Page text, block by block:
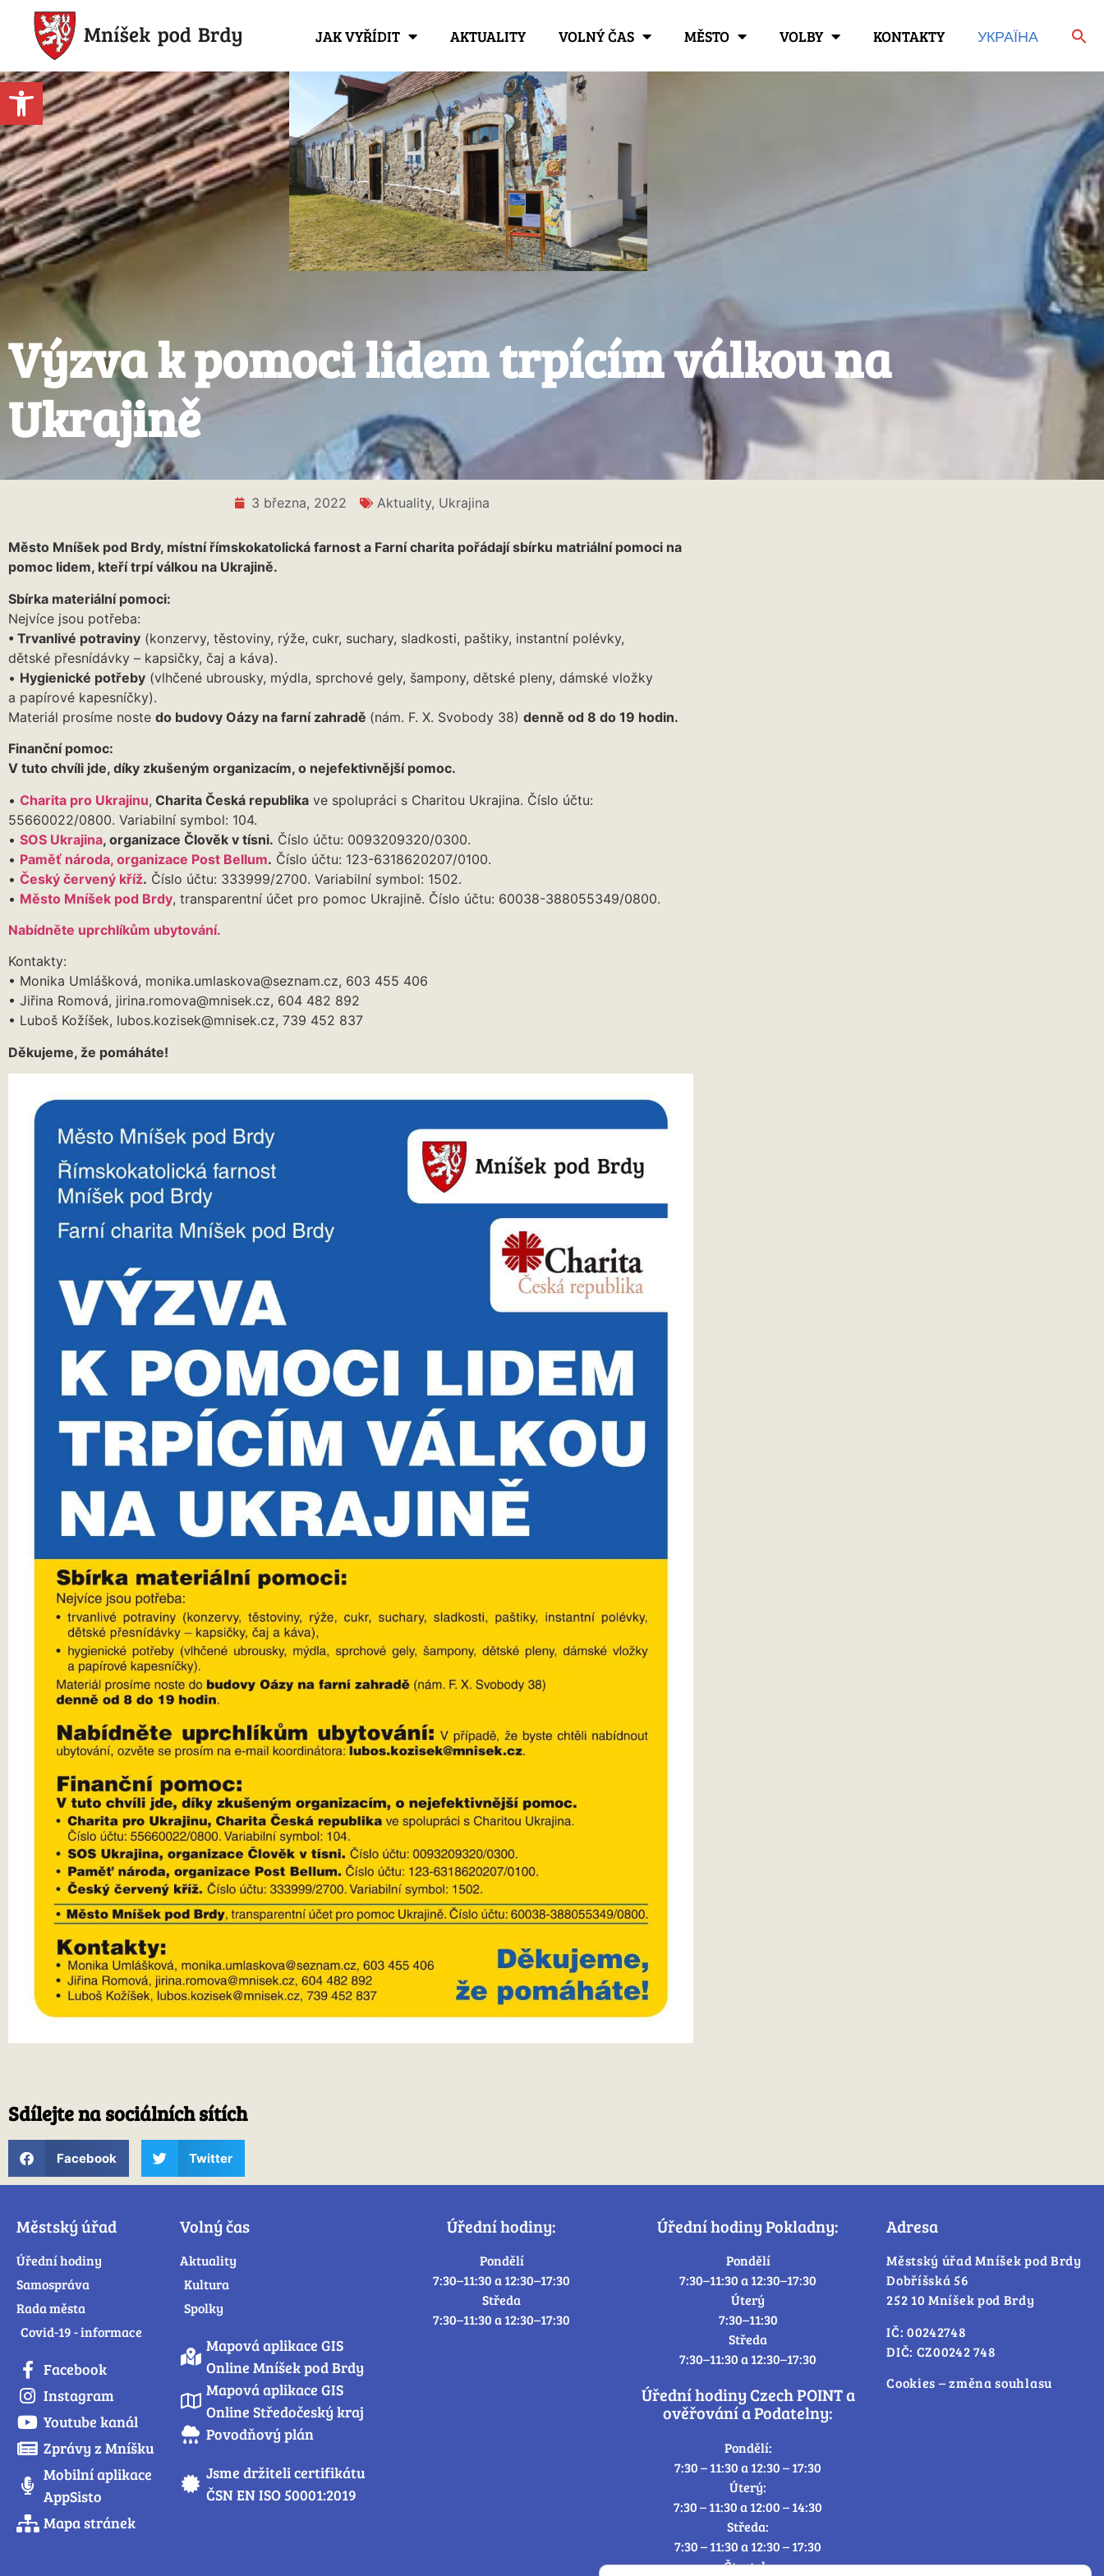
Open toolbar
JAK VYŘÍDIT AKTUALITY VOLNÝ ČAS MĚSTO VOLBY KONTAKTY УКРАЇНА
Výzva k pomoci lidem trpícím válkou na
Ukrajině
3 března, 2022 Aktuality, Ukrajina
Město Mníšek pod Brdy, místní římskokatolická farnost a Farní charita pořádají sbírku matriální pomoci na
pomoc lidem, kteří trpí válkou na Ukrajině.
Sbírka materiální pomoci:
Nejvíce jsou potřeba:
• Trvanlivé potraviny (konzervy, těstoviny, rýže, cukr, suchary, sladkosti, paštiky, instantní polévky,
dětské přesnídávky – kapsičky, čaj a káva).
• Hygienické potřeby (vlhčené ubrousky, mýdla, sprchové gely, šampony, dětské pleny, dámské vložky
a papírové kapesníčky).
Materiál prosíme noste do budovy Oázy na farní zahradě (nám. F. X. Svobody 38) denně od 8 do 19 hodin.
Finanční pomoc:
V tuto chvíli jde, díky zkušeným organizacím, o nejefektivnější pomoc.
• Charita pro Ukrajinu, Charita Česká republika ve spolupráci s Charitou Ukrajina. Číslo účtu:
55660022/0800. Variabilní symbol: 104.
• SOS Ukrajina, organizace Člověk v tísni. Číslo účtu: 0093209320/0300.
• Paměť národa, organizace Post Bellum. Číslo účtu: 123-6318620207/0100.
• Český červený kříž. Číslo účtu: 333999/2700. Variabilní symbol: 1502.
• Město Mníšek pod Brdy, transparentní účet pro pomoc Ukrajině. Číslo účtu: 60038-388055349/0800.
Nabídněte uprchlíkům ubytování.
Kontakty:
• Monika Umlášková, monika.umlaskova@seznam.cz, 603 455 406
• Jiřina Romová, jirina.romova@mnisek.cz, 604 482 892
• Luboš Kožíšek, lubos.kozisek@mnisek.cz, 739 452 837
Děkujeme, že pomáháte!
Sdílejte na sociálních sítích
Facebook Twitter
Městský úřad
Úřední hodiny
Samospráva
Rada města
Covid-19 - informace
Facebook
Instagram
Youtube kanál
Zprávy z Mníšku
Mobilní aplikace
AppSisto
Mapa stránek
Volný čas
Aktuality
Kultura
Spolky
Mapová aplikace GIS
Online Mníšek pod Brdy
Mapová aplikace GIS
Online Středočeský kraj
Povodňový plán
Jsme držiteli certifikátu
ČSN EN ISO 50001:2019
Úřední hodiny:
Pondělí
7:30–11:30 a 12:30–17:30
Středa
7:30–11:30 a 12:30–17:30
Úřední hodiny Pokladny:
Pondělí
7:30–11:30 a 12:30–17:30
Úterý
7:30–11:30
Středa
7:30–11:30 a 12:30–17:30
Úřední hodiny Czech POINT a
ověřování a Podatelny:
Pondělí:
7:30 – 11:30 a 12:30 – 17:30
Úterý:
7:30 – 11:30 a 12:00 – 14:30
Středa:
7:30 – 11:30 a 12:30 – 17:30
Čtvrtek:
Adresa
Městský úřad Mníšek pod Brdy
Dobříšská 56
252 10 Mníšek pod Brdy
IČ: 00242748
DIČ: CZ00242 748
Cookies – změna souhlasu